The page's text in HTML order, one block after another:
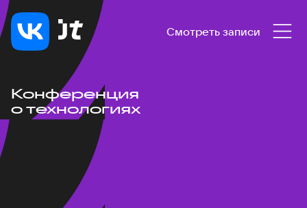
Смотреть записи
Конференция
о технологиях